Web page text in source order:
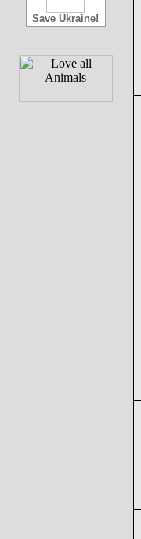
Save Ukraine!